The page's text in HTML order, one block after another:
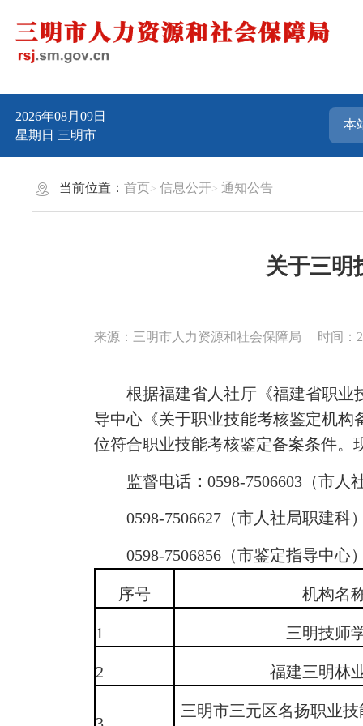
2026年08月09日
星期日 三明市
当前位置：首页 信息公开 通知公告
关于三明
来源：三明市人力资源和社会保障局 时间：
根据福建省人社厅《福建省职业技
导中心《关于职业技能考核鉴定机构
位符合职业技能考核鉴定备案条件。
监督电话 ：0598-7506603（市人
0598-7506627（市人社局职建科
0598-7506856（市鉴定指导中心
序号 机构名
1 三明技师
2 福建三明林
3
三明市三元区名扬职业